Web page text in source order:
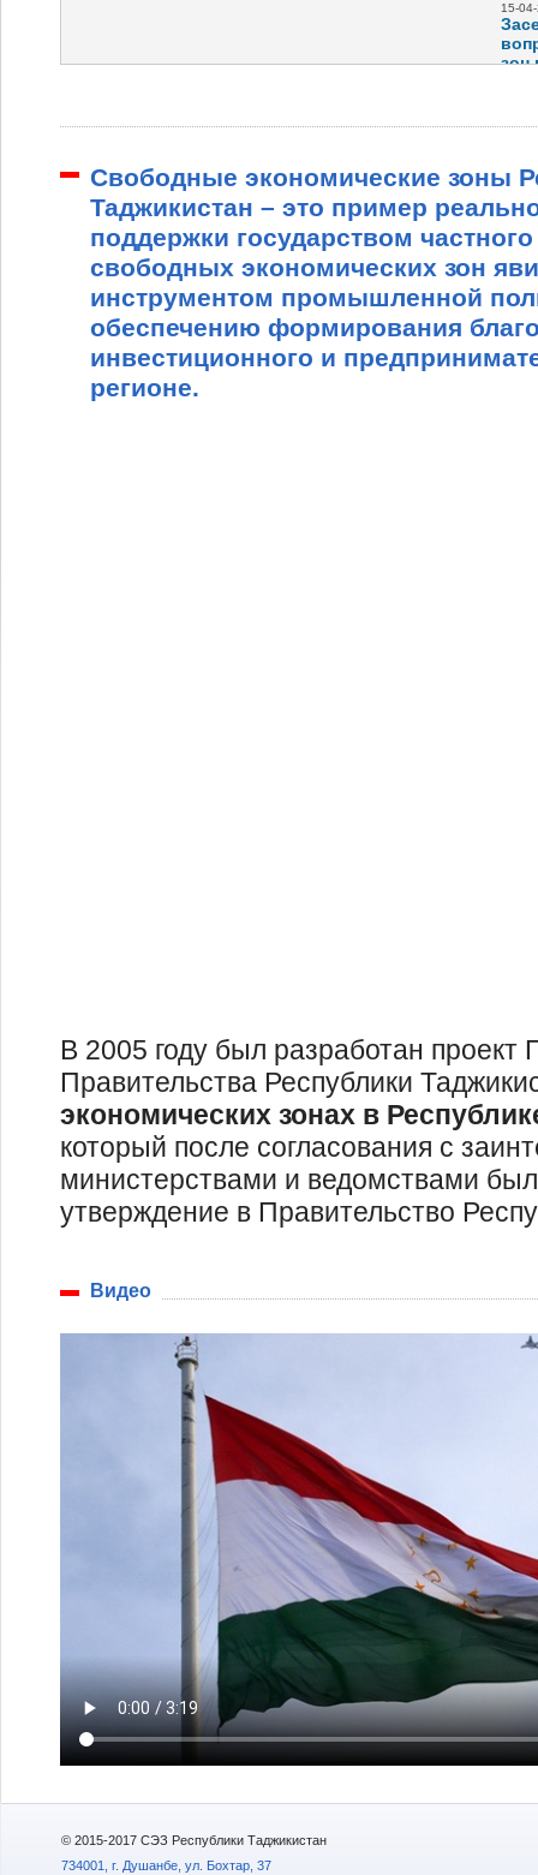
15-
зон
Свободные экономические зоны
Таджикистан – это пример
поддержки государством
свободных экономических зон
инструментом промышленной
обеспечению формирования
инвестиционного и
регионе.
В 2005 году был разработан проект
Правительства Республики
экономических зонах в
который после согласования с
министерствами и ведомствами
утверждение в Правительство
Видео
© 2015-2017 СЭЗ Республики Таджикистан
734001, г. Душанбе, ул. Бохтар, 37